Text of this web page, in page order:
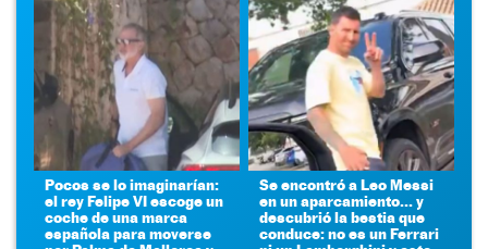
Pocos se lo imaginarían:
el rey Felipe VI escoge un
coche de una marca
española para moverse
Se encontró a Leo Messi
en un aparcamiento... y
descubrió la bestia que
conduce: no es un Ferrari